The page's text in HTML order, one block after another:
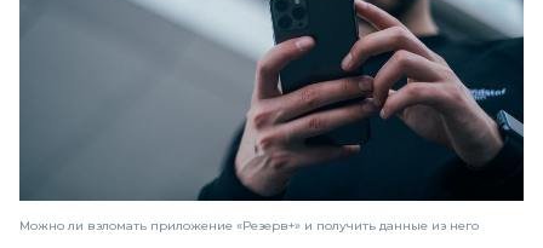
Можно ли взломать приложение «Резерв+» и получить данные из него